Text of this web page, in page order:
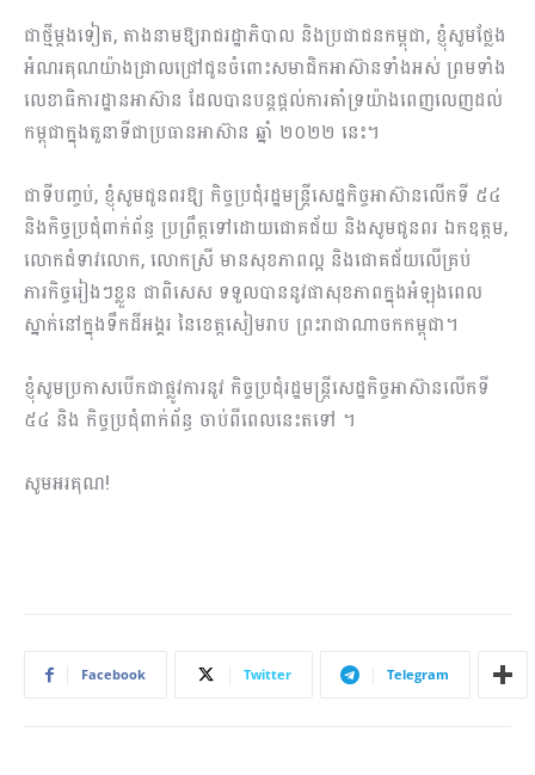
ជាថ្មីម្តងទៀត, តាងនាមឱ្យរាជរដ្ឋាភិបាល និងប្រជាជនកម្ពុជា, ខ្ញុំសូមថ្លែង
អំណរគុណយ៉ាងជ្រាលជ្រៅជូនចំពោះសមាជិកអាស៊ានទាំងអស់ ព្រមទាំង
លេខាធិការដ្ឋានអាស៊ាន ដែលបានបន្តផ្ដល់ការគាំទ្រយ៉ាងពេញលេញដល់
កម្ពុជាក្នុងតួនាទីជាប្រធានអាស៊ាន ឆ្នាំ ២០២២ នេះ។
ជាទីបញ្ចប់, ខ្ញុំសូមជូនពរឱ្យ កិច្ចប្រជុំរដ្ឋមន្ត្រីសេដ្ឋកិច្ចអាស៊ានលើកទី ៥៤
និងកិច្ចប្រជុំពាក់ព័ន្ធ ប្រព្រឹត្តទៅដោយជោគជ័យ និងសូមជូនពរ ឯកឧត្តម,
លោកជំទាវលោក, លោកស្រី មានសុខភាពល្អ និងជោគជ័យលើគ្រប់
ភារកិច្ចរៀងៗខ្លួន ជាពិសេស ទទួលបាននូវផាសុខភាពក្នុងអំឡុងពេល
ស្នាក់នៅក្នុងទឹកដីអង្គរ នៃខេត្តសៀមរាប ព្រះរាជាណាចកកម្ពុជា។
ខ្ញុំសូមប្រកាសបើកជាផ្លូវការនូវ កិច្ចប្រជុំរដ្ឋមន្រ្តីសេដ្ឋកិច្ចអាស៊ានលើកទី
៥៤ និង កិច្ចប្រជុំពាក់ព័ន្ធ ចាប់ពីពេលនេះតទៅ ។
សូមអរគុណ!
Facebook Twitter Telegram